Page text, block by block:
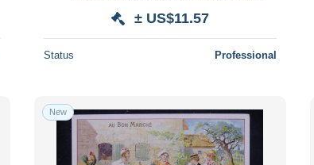
± US$11.57
Status Professional
New